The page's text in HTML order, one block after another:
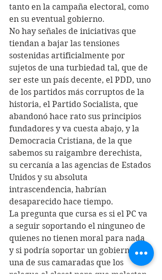
tanto en la campaña electoral, como
en su eventual gobierno.
No hay señales de iniciativas que
tiendan a bajar las tensiones
sostenidas artificialmente por
sujetos de una turbiedad tal, que de
ser este un país decente, el PDD, uno
de los partidos más corruptos de la
historia, el Partido Socialista, que
abandonó hace rato sus principios
fundadores y va cuesta abajo, y la
Democracia Cristiana, de la que
sabemos su raigambre derechista,
su cercanía a las agencias de Estados
Unidos y su absoluta
intrascendencia, habrían
desaparecido hace tiempo.
La pregunta que cursa es si el PC va
a seguir soportando el ninguneo de
quienes no tienen moral para nada
y si podría soportar un gobierno de
una de sus camaradas que los
relegue al closet para que molesten